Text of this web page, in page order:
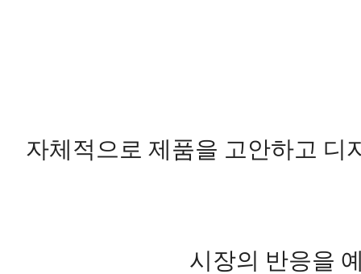
자체적으로 제품을 고안하고 디
시장의 반응을